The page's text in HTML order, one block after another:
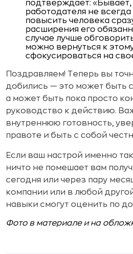
подтверждает: «Бывает,
работодателя не
повысить человека
расширения его
случае лучше
можно вернуться к
сфокусироваться на
Поздравляем! Теперь вы
добились — это может быть
а может быть пока просто
руководство к действию.
внутреннюю готовность,
правоте и быть с собой
Если ваш настрой именно
ничто не помешает вам
сегодня или через пару
компании или в любой
навыки смогут оценить по
Фото в материале и на